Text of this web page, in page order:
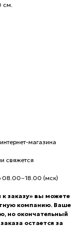
см.
магазина
свяжется
08.00−18.00 (мск)
заказу» вы можете
компанию. Ваше
но окончательный
остается за